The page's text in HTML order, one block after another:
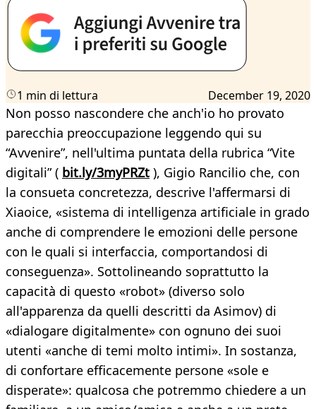
1 min di lettura December 19, 2020
Non posso nascondere che anch'io ho provato
parecchia preoccupazione leggendo qui su
“Avvenire”, nell'ultima puntata della rubrica “Vite
digitali” ( bit.ly/3myPRZt ), Gigio Rancilio che, con
la consueta concretezza, descrive l'affermarsi di
Xiaoice, «sistema di intelligenza artificiale in grado
anche di comprendere le emozioni delle persone
con le quali si interfaccia, comportandosi di
conseguenza». Sottolineando soprattutto la
capacità di questo «robot» (diverso solo
all'apparenza da quelli descritti da Asimov) di
«dialogare digitalmente» con ognuno dei suoi
utenti «anche di temi molto intimi». In sostanza,
di confortare efficacemente persone «sole e
disperate»: qualcosa che potremmo chiedere a un